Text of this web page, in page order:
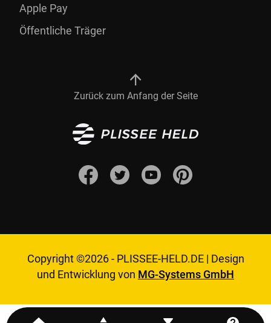
Zurück zum Anfang der Seite
Apple Pay
Öffentliche Träger
Copyright ©2026 - PLISSEE-HELD.DE| Design
und Entwicklung von MG-Systems GmbH